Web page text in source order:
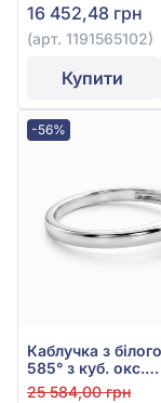
16 452,48 грн
(арт. 1191565102)
Купити
-56%
Каблучка з
585° з куб. окс.
цирконію, арт.
25 584,00 грн